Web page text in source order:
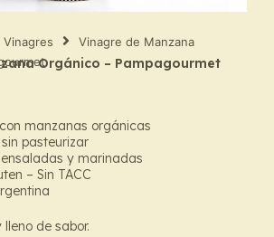
Vinagre de Manzana
Orgánico – Pampagourmet
manzanas orgánicas
pasteurizar
y marinadas
– Sin TACC
de sabor.